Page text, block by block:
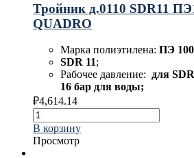
Тройник д.0110 SDR11
QUADRO
Марка полиэтилена: ПЭ 100
SDR 11;
Рабочее давление: для
16 бар для воды;
₽4,614.14
В корзину
Просмотр